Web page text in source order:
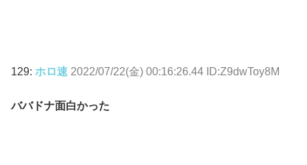
129: ホロ速 2022/07/22(金) 00:16:26.44 ID:Z9dwToy8M
ババドナ面白かった